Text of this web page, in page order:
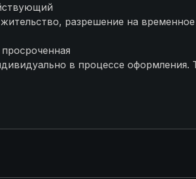
разрешение на
в процессе оформления.